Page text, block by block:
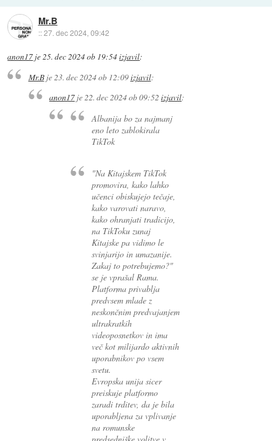
Mr.B
::27. dec 2024, 09:42
anon17 je25. dec 2024 ob 19:54izjavil:
Mr.Bje23. dec 2024 ob 12:09izjavil:
anon17je 22. dec 2024 ob 09:52izjavil:
Albanija bo za najmanj
eno leto zablokirala
TikTok
"Na Kitajskem TikTok
promovira, kako lahko
učenci obiskujejo tečaje,
kako varovati naravo,
kako ohranjati tradicijo,
na TikToku zunaj
Kitajske pa vidimo le
svinjarijo in umazanije.
Zakaj to potrebujemo?"
se je vprašal Rama.
Platforma privablja
predvsem mlade z
neskončnim predvajanjem
ultrakratkih
videoposnetkov in ima
več kot milijardo aktivnih
uporabnikov po vsem
svetu.
Evropska unija sicer
preiskuje platformo
zaradi trditev, da je bila
uporabljena za vplivanje
na romunske